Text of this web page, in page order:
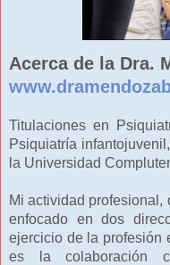
Acerca de la Dra.
Titulaciones en
Psiquiatría
la Universidad
Mi actividad profesional,
enfocado en dos
ejercicio de la profesión
es la colaboración